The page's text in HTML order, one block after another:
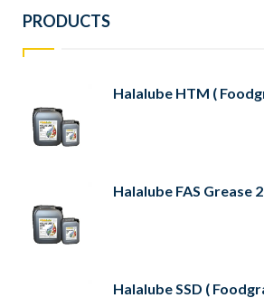
PRODUCTS
Halalube HTM (
Halalube FAS Grease
Halalube SSD (